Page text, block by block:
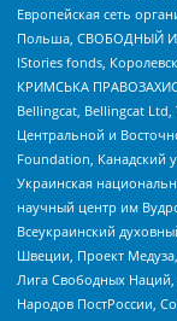
Европейская сеть
Польша, СВОБОДНЫЙ
IStories fonds,
КРИМСЬКА
Bellingcat, Bellingcat
Центральной и
Foundation, Канадский
Украинская
научный центр им
Всеукраинский
Швеции, Проект
Лига Свободных
Народов ПостРоссии,